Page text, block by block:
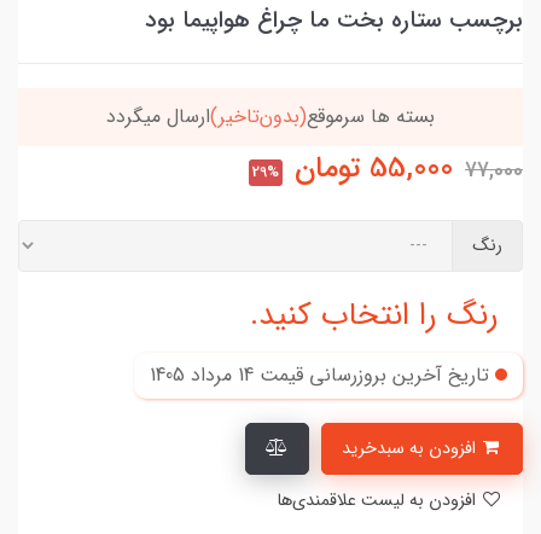
برچسب ستاره بخت ما چراغ هواپیما بود
ارسال میگردد خریدتو به5میلیون
77,000
55,000 تومان 29%
رنگ
رنگ را انتخاب کنید.
تاریخ آخرین بروزرسانی قیمت 14 مرداد 1405